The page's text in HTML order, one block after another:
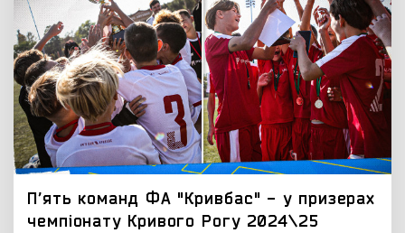
Пʼять команд ФА "Кривбас" - у призерах
чемпіонату Кривого Рогу 2024\25